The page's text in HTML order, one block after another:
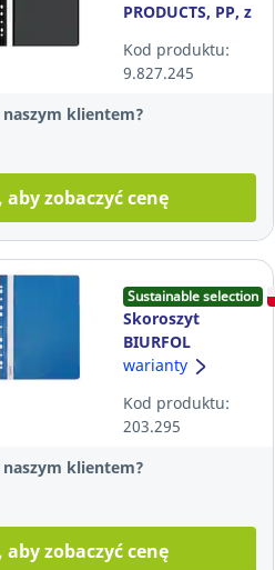
PRODUCTS, PP, z
A4, czarny,
miękki
Kod produktu:
9.827.245
naszym klientem?
zobaczyć cenę
Sustainable selection
Skoroszyt
BIURFOL
wpinany, twardy,
warianty
Kod produktu:
203.295
naszym klientem?
zobaczyć cenę